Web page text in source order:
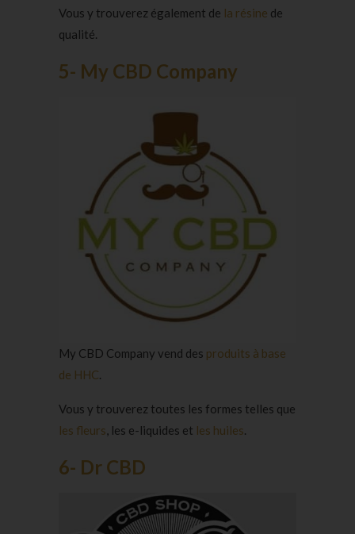
Vous y trouverez également de la résine de
qualité.
5- My CBD Company
My CBD Company vend des produits à base
de HHC.
Vous y trouverez toutes les formes telles que
les fleurs, les e-liquides et les huiles.
6- Dr CBD